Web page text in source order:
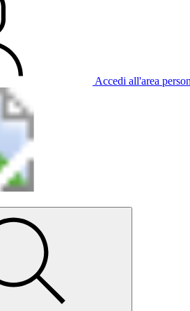
Accedi all'area